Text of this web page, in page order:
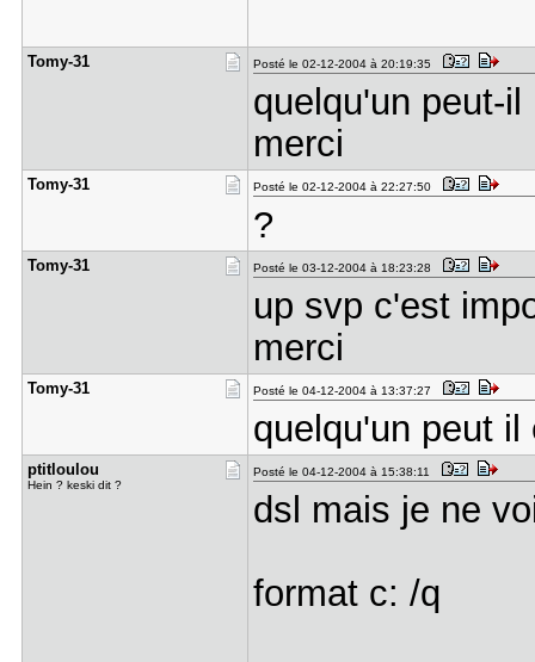
Tomy-31 Posté le 02-12-2004 à 20:19:35
quelqu'un peut-il
merci
Tomy-31 Posté le 02-12-2004 à 22:27:50
?
Tomy-31 Posté le 03-12-2004 à 18:23:28
up svp c'est
merci
Tomy-31 Posté le 04-12-2004 à 13:37:27
quelqu'un peut il
ptitloulou
Hein ? keski dit ?
Posté le 04-12-2004 à 15:38:11
dsl mais je ne
format c: /q